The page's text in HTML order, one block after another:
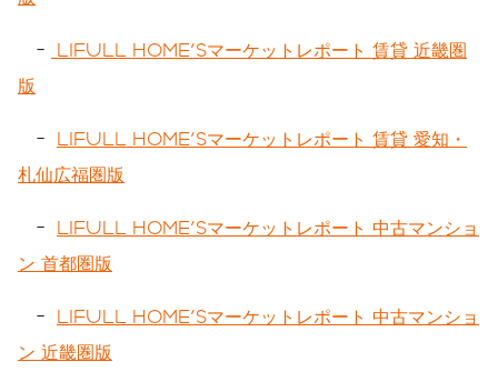
-
LIFULL HOME'Sマーケットレポート 賃貸 近畿圏
版
- LIFULL HOME'Sマーケットレポート 賃貸 愛知・
札仙広福圏版
- LIFULL HOME'Sマーケットレポート 中古マンショ
ン 首都圏版
- LIFULL HOME'Sマーケットレポート 中古マンショ
ン 近畿圏版